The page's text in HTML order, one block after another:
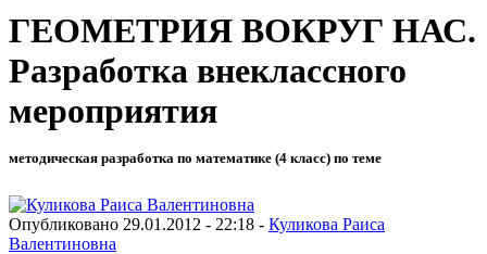
ГЕОМЕТРИЯ ВОКРУГ НАС.
Разработка внеклассного
мероприятия
методическая разработка по математике (4 класс) по теме
Опубликовано 29.01.2012 - 22:18 - Куликова Раиса
Валентиновна